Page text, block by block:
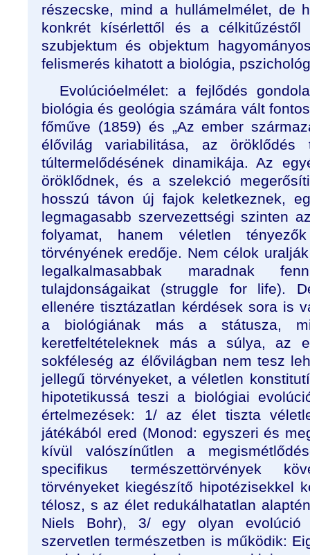
részecske, mind a hullámelmélet, de
konkrét kísérlettől és a
szubjektum és objektum
felismerés kihatott a biológia,
Evolúcióelmélet: a fejlődés
biológia és geológia számára vált
főműve (1859) és „Az ember
élővilág variabilitása, az
túltermelődésének dinamikája. Az
öröklődnek, és a szelekció
hosszú távon új fajok keletkeznek,
legmagasabb szervezettségi szinten
folyamat, hanem véletlen
törvényének eredője. Nem célok
legalkalmasabbak maradnak
tulajdonságaikat (struggle for life).
ellenére tisztázatlan kérdések sora is
a biológiának más a státusza,
keretfeltételeknek más a súlya, az
sokféleség az élővilágban nem tesz
jellegű törvényeket, a véletlen
hipotetikussá teszi a biológiai
értelmezések: 1/ az élet tiszta
játékából ered (Monod: egyszeri és
kívül valószínűtlen a
specifikus természettörvények
törvényeket kiegészítő hipotézisekkel
télosz, s az élet redukálhatatlan
Niels Bohr), 3/ egy olyan
szervetlen természetben is működik: